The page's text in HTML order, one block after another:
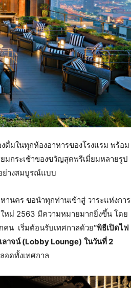
ดื่มในทุกห้องอาหารของโรงแรม พร้อม
มกระเช้าของขวัญสุดพรีเมี่ยมหลายรูป
ย่างสมบูรณ์แบบ
นคร ขอนำทุกท่านเข้าสู่ วาระแห่งการ
หม่ 2563 มีความหมายมากยิ่งขึ้น โดย
คน เริ่มต้อนรับเทศกาลด้วย“พิธีเปิดไฟ
ลาจน์ (Lobby Lounge) ในวันที่ 2
อดทั้งเทศกาล